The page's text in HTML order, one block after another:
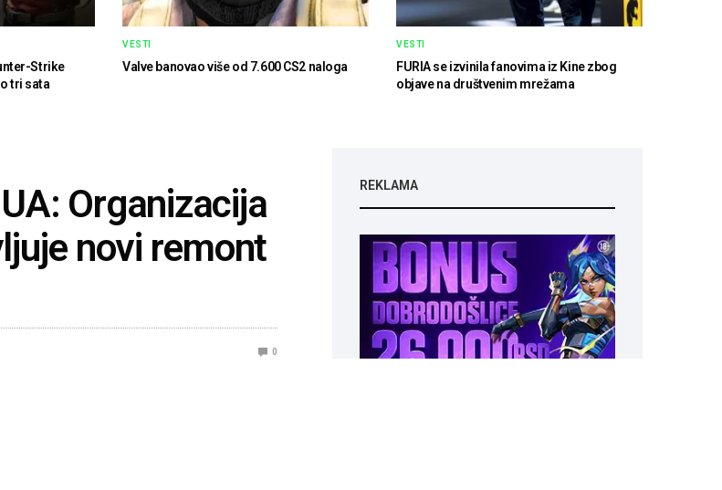
Strike
tri sata
VESTI
Valve banovao više od 7.600 CS2 naloga
VESTI
FURIA se izvinila fanovima iz Kine zbog
objave na društvenim mrežama
Organizacija
novi remont
0
REKLAMA